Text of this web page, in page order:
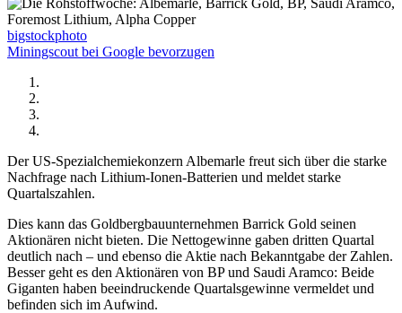
bigstockphoto
Miningscout bei Google bevorzugen
Der US-Spezialchemiekonzern Albemarle freut sich über die starke
Nachfrage nach Lithium-Ionen-Batterien und meldet starke
Quartalszahlen.
Dies kann das Goldbergbauunternehmen Barrick Gold seinen
Aktionären nicht bieten. Die Nettogewinne gaben dritten Quartal
deutlich nach – und ebenso die Aktie nach Bekanntgabe der Zahlen.
Besser geht es den Aktionären von BP und Saudi Aramco: Beide
Giganten haben beeindruckende Quartalsgewinne vermeldet und
befinden sich im Aufwind.